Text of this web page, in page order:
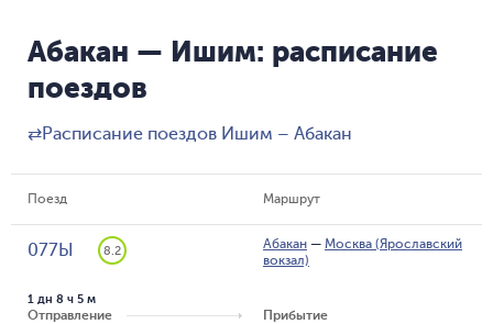
Абакан — Ишим: расписание
поездов
⇄Расписание поездов Ишим – Абакан
Поезд Маршрут
077Ы 8.2 Абакан — Москва (Ярославский
вокзал)
Отправление
1 дн 8 ч 5 м
Прибытие